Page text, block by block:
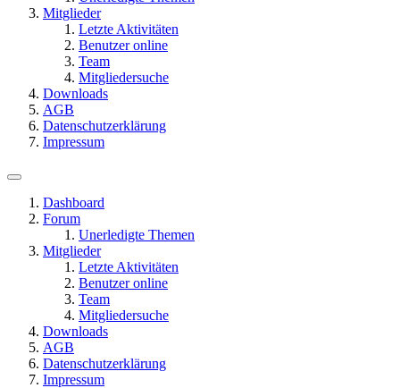
Mitglieder
Letzte Aktivitäten
Benutzer online
Team
Mitgliedersuche
Downloads
AGB
Datenschutzerklärung
Impressum
Dashboard
Forum
Unerledigte Themen
Mitglieder
Letzte Aktivitäten
Benutzer online
Team
Mitgliedersuche
Downloads
AGB
Datenschutzerklärung
Impressum